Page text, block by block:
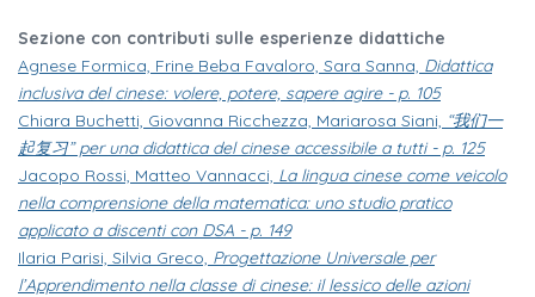
Sezione con contributi sulle esperienze didattiche
Agnese Formica, Frine Beba Favaloro, Sara Sanna, Didattica
inclusiva del cinese: volere, potere, sapere agire - p. 105
Chiara Buchetti, Giovanna Ricchezza, Mariarosa Siani, “我们一
起复习” per una didattica del cinese accessibile a tutti - p. 125
Jacopo Rossi, Matteo Vannacci, La lingua cinese come veicolo
nella comprensione della matematica: uno studio pratico
applicato a discenti con DSA - p. 149
Ilaria Parisi, Silvia Greco, Progettazione Universale per
l’Apprendimento nella classe di cinese: il lessico delle azioni